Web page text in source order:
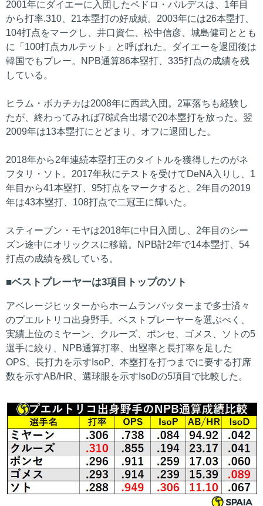
2001年にダイエーに入団したペドロ・バルデスは、1年目
から打率.310、21本塁打の好成績。2003年には26本塁打、
104打点をマークし、井口資仁、松中信彦、城島健司ととも
に「100打点カルテット」と呼ばれた。ダイエーを退団後は
韓国でもプレー。NPB通算86本塁打、335打点の成績を残
している。
ヒラム・ボカチカは2008年に西武入団。2軍落ちも経験し
たが、終わってみれば78試合出場で20本塁打を放った。翌
2009年は13本塁打にとどまり、オフに退団した。
2018年から2年連続本塁打王のタイトルを獲得したのがネ
フタリ・ソト。2017年秋にテストを受けてDeNA入りし、1
年目から41本塁打、95打点をマークすると、2年目の2019
年は43本塁打、108打点で二冠王に輝いた。
スティーブン・モヤは2018年に中日入団し、2年目のシー
ズン途中にオリックスに移籍。NPB計2年で14本塁打、54
打点の成績を残している。
ベストプレーヤーは3項目トップのソト
アベレージヒッターからホームランバッターまで多士済々
のプエルトリコ出身野手。ベストプレーヤーを選ぶべく、
実績上位のミヤーン、クルーズ、ポンセ、ゴメス、ソトの5
選手に絞り、NPB通算打率、出塁率と長打率を足した
OPS、長打力を示すIsoP、本塁打を打つまでに要する打席
数を示すAB/HR、選球眼を示すIsoDの5項目で比較した。